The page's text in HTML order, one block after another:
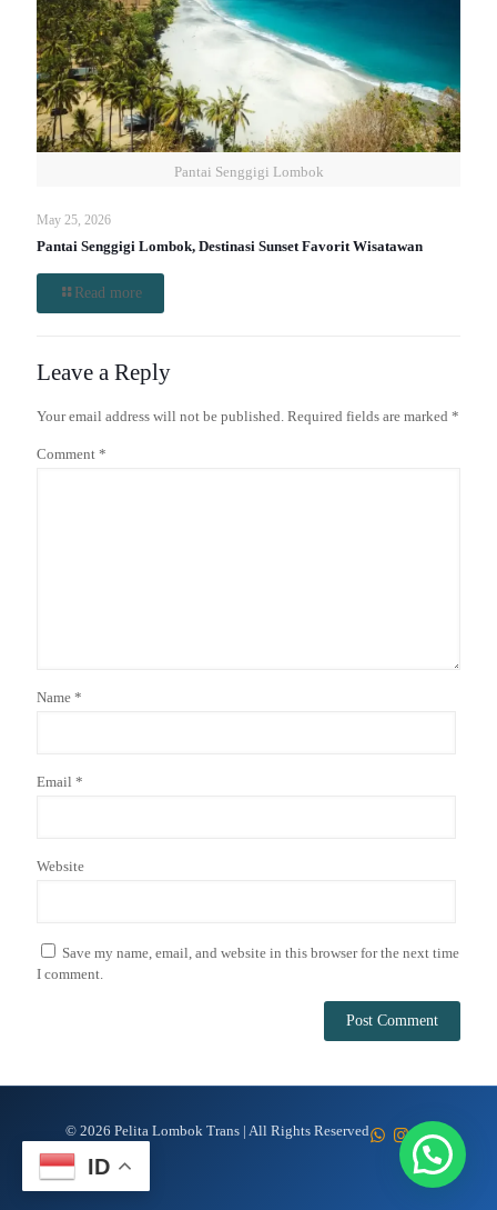
Pantai Senggigi Lombok
May 25, 2026
Pantai Senggigi Lombok, Destinasi Sunset Favorit Wisatawan
Read more
Leave a Reply
Your email address will not be published. Required fields are marked *
Comment *
Name *
Email *
Website
Save my name, email, and website in this browser for the next time
I comment.
© 2026 Pelita Lombok Trans | All Rights Reserved
ID